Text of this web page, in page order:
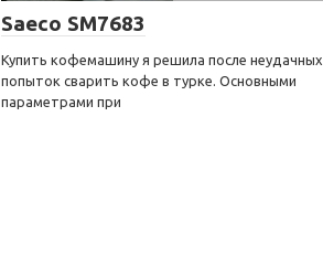
Saeco SM7683
Купить кофемашину я решила после неудачных
попыток сварить кофе в турке. Основными
параметрами при